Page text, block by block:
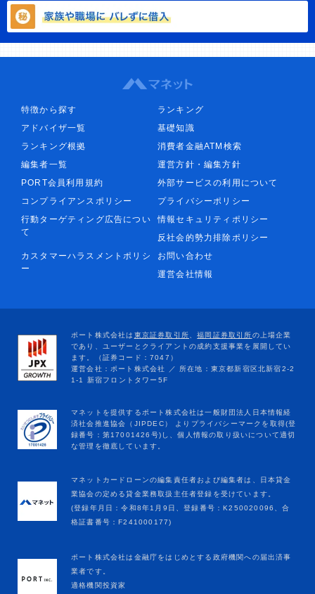
特徴から探す
ランキング
アドバイザ一覧
基礎知識
ランキング根拠
消費者金融ATM検索
編集者一覧
運営方針・編集方針
PORT会員利用規約
外部サービスの利用について
コンプライアンスポリシー
プライバシーポリシー
行動ターゲティング広告につい
て
情報セキュリティポリシー
反社会的勢力排除ポリシー
カスタマーハラスメントポリシ
ー
お問い合わせ
運営会社情報
マネットカードローンの編集責任者および編集者は、日本貸金
業協会の定める貸金業務取扱主任者登録を受けています。
(登録年月日：令和8年1月9日、登録番号：K250020096、合
格証書番号：F241000177)
ポート株式会社は金融庁をはじめとする政府機関への届出済事
業者です。
適格機関投資家